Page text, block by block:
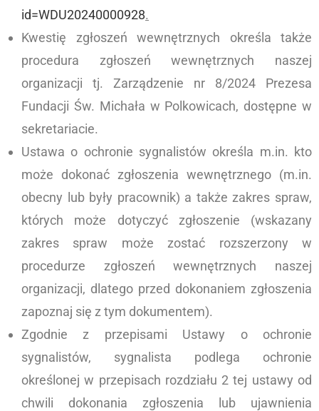
id=WDU20240000928.
Kwestię zgłoszeń wewnętrznych określa także
procedura zgłoszeń wewnętrznych naszej
organizacji tj. Zarządzenie nr 8/2024 Prezesa
Fundacji Św. Michała w Polkowicach, dostępne w
sekretariacie.
Ustawa o ochronie sygnalistów określa m.in. kto
może dokonać zgłoszenia wewnętrznego (m.in.
obecny lub były pracownik) a także zakres spraw,
których może dotyczyć zgłoszenie (wskazany
zakres spraw może zostać rozszerzony w
procedurze zgłoszeń wewnętrznych naszej
organizacji, dlatego przed dokonaniem zgłoszenia
zapoznaj się z tym dokumentem).
Zgodnie z przepisami Ustawy o ochronie
sygnalistów, sygnalista podlega ochronie
określonej w przepisach rozdziału 2 tej ustawy od
chwili dokonania zgłoszenia lub ujawnienia